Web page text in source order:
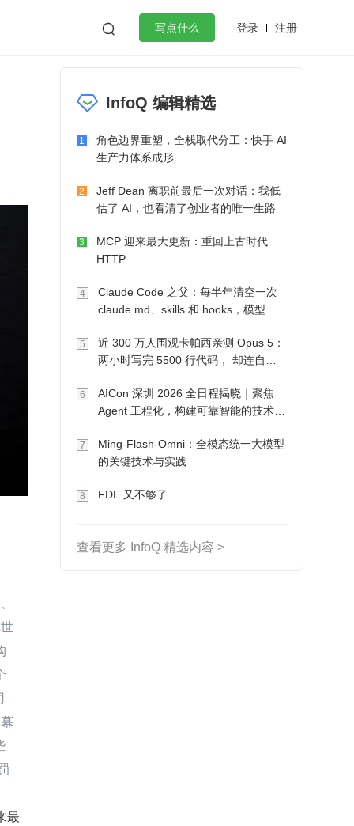
 写点什么 登录 注册
微服务架构 flutter
最
InfoQ 编辑精选
1
角色边界重塑，全栈取代分工：快手 AI
生产力体系成形
2
Jeff Dean 离职前最后一次对话：我低
估了 AI，也看清了创业者的唯一生路
3
MCP 迎来最大更新：重回上古时代
HTTP
4
Claude Code 之父：每半年清空一次
claude.md、skills 和 hooks，模型自
5
近 300 万人围观卡帕西亲测 Opus 5：
两小时写完 5500 行代码， 却连自己
6
AICon 深圳 2026 全日程揭晓｜聚焦
Agent 工程化，构建可靠智能的技术路
7
Ming-Flash-Omni：全模态统一大模型
的关键技术与实践
8 FDE 又不够了
查看更多 InfoQ 精选内容 >